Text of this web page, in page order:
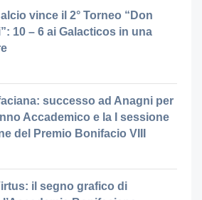
vince il 2° Torneo “Don
10 – 6 ai Galacticos in una
successo ad Anagni per
Accademico e la I sessione
del Premio Bonifacio VIII
il segno grafico di